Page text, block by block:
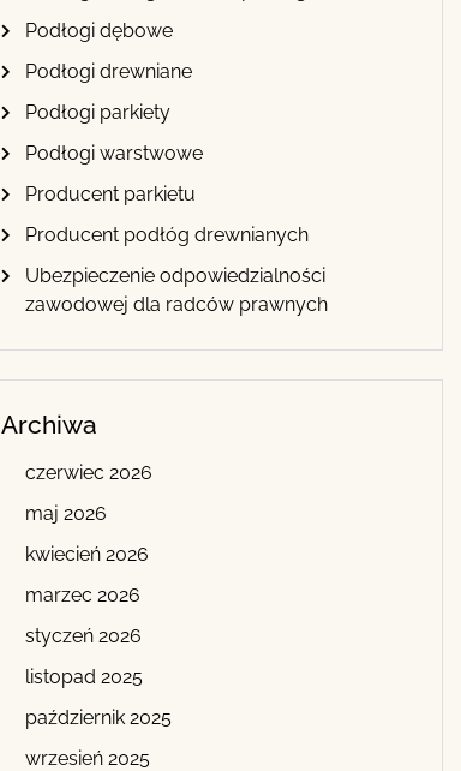
Podłogi dębowe
Podłogi drewniane
Podłogi parkiety
Podłogi warstwowe
Producent parkietu
Producent podłóg drewnianych
Ubezpieczenie odpowiedzialności
zawodowej dla radców prawnych
Archiwa
czerwiec 2026
maj 2026
kwiecień 2026
marzec 2026
styczeń 2026
listopad 2025
październik 2025
wrzesień 2025